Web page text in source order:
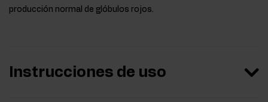
producción normal de glóbulos rojos.
Instrucciones de uso